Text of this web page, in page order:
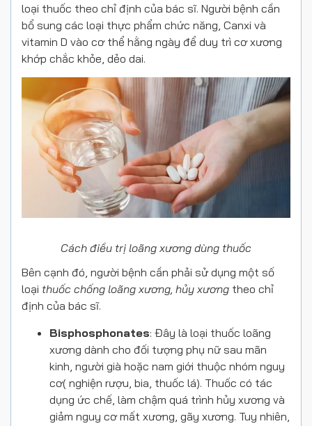
loại thuốc theo chỉ định của bác sĩ. Người bệnh cần
bổ sung các loại thực phẩm chức năng, Canxi và
vitamin D vào cơ thể hằng ngày để duy trì cơ xương
khớp chắc khỏe, dẻo dai.
Cách điều trị loãng xương dùng thuốc
Bên cạnh đó, người bệnh cần phải sử dụng một số
loại thuốc chống loãng xương, hủy xương theo chỉ
định của bác sĩ.
Bisphosphonates: Đây là loại thuốc loãng
xương dành cho đối tượng phụ nữ sau mãn
kinh, người già hoặc nam giới thuộc nhóm nguy
cơ( nghiện rượu, bia, thuốc lá). Thuốc có tác
dụng ức chế, làm chậm quá trình hủy xương và
giảm nguy cơ mất xương, gãy xương. Tuy nhiên,